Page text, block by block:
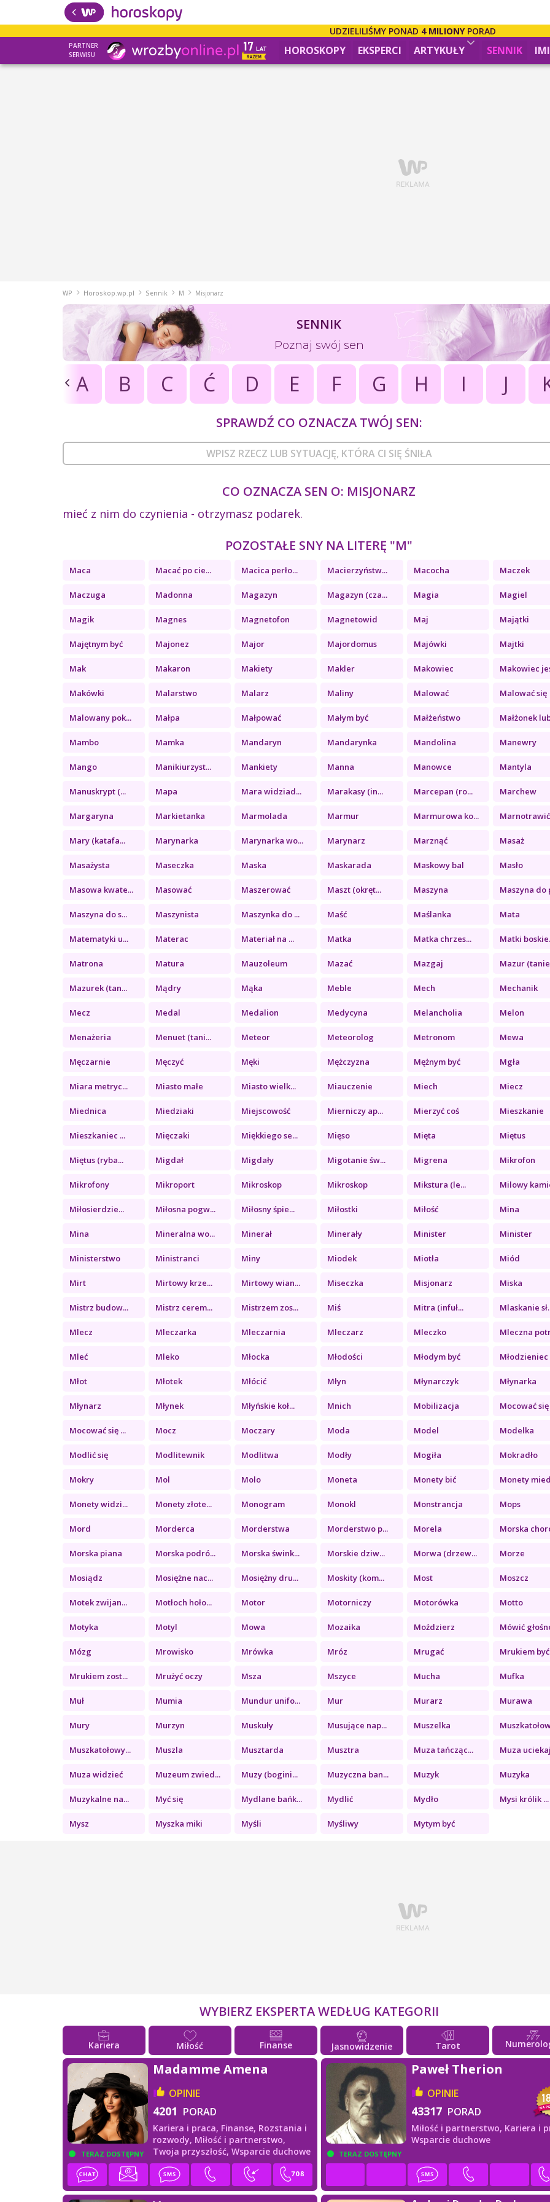
UDZIELILIŚMY PONAD 4 MILIONYPORAD
PARTNER
SERWISU
HOROSKOPY EKSPERCI ARTYKUŁY SENNIK
WP Horoskop.wp.pl Sennik M Misjonarz
SENNIK
Poznaj swój sen
A B C Ć D E F G H I J
SPRAWDŹ CO OZNACZA TWÓJ SEN:
CO OZNACZA SEN O: MISJONARZ
mieć z nim do czynienia - otrzymasz podarek.
POZOSTAŁE SNY NA LITERĘ "M"
Maca Macać po cie... Macica perło... Macierzyństw... Macocha Maczek
Maczuga Madonna Magazyn Magazyn (cza... Magia Magiel
Magik Magnes Magnetofon Magnetowid Maj Majątki
Majętnym być Majonez Major Majordomus Majówki Majtki
Mak Makaron Makiety Makler Makowiec Makowiec
Makówki Malarstwo Malarz Maliny Malować Malować się
Malowany pok... Małpa Małpować Małym być Małżeństwo Małżonek
Mambo Mamka Mandaryn Mandarynka Mandolina Manewry
Mango Manikiurzyst... Mankiety Manna Manowce Mantyla
Manuskrypt (... Mapa Mara widziad... Marakasy (in... Marcepan (ro... Marchew
Margaryna Markietanka Marmolada Marmur Marmurowa ko... Marnotrawić
Mary (katafa... Marynarka Marynarka wo... Marynarz Marznąć Masaż
Masażysta Maseczka Maska Maskarada Maskowy bal Masło
Masowa kwate... Masować Maszerować Maszt (okręt... Maszyna Maszyna do
Maszyna do s... Maszynista Maszynka do ... Maść Maślanka Mata
Matematyki u... Materac Materiał na ... Matka Matka chrzes... Matki
Matrona Matura Mauzoleum Mazać Mazgaj Mazur
Mazurek (tan... Mądry Mąka Meble Mech Mechanik
Mecz Medal Medalion Medycyna Melancholia Melon
Menażeria Menuet (tani... Meteor Meteorolog Metronom Mewa
Męczarnie Męczyć Męki Mężczyzna Mężnym być Mgła
Miara metryc... Miasto małe Miasto wielk... Miauczenie Miech Miecz
Miednica Miedziaki Miejscowość Mierniczy ap... Mierzyć coś Mieszkanie
Mieszkaniec ... Mięczaki Miękkiego se... Mięso Mięta Miętus
Miętus (ryba... Migdał Migdały Migotanie św... Migrena Mikrofon
Mikrofony Mikroport Mikroskop Mikroskop Mikstura (le... Milowy
Miłosierdzie... Miłosna pogw... Miłosny śpie... Miłostki Miłość Mina
Mina Mineralna wo... Minerał Minerały Minister Minister
Ministerstwo Ministranci Miny Miodek Miotła Miód
Mirt Mirtowy krze... Mirtowy wian... Miseczka Misjonarz Miska
Mistrz budow... Mistrz cerem... Mistrzem zos... Miś Mitra (infuł... Mlaskanie
Mlecz Mleczarka Mleczarnia Mleczarz Mleczko Mleczna
Mleć Mleko Młocka Młodości Młodym być Młodzieniec
Młot Młotek Młócić Młyn Młynarczyk Młynarka
Młynarz Młynek Młyńskie koł... Mnich Mobilizacja Mocować się
Mocować się ... Mocz Moczary Moda Model Modelka
Modlić się Modlitewnik Modlitwa Modły Mogiła Mokradło
Mokry Mol Molo Moneta Monety bić Monety
Monety widzi... Monety złote... Monogram Monokl Monstrancja Mops
Mord Morderca Morderstwa Morderstwo p... Morela Morska
Morska piana Morska podró... Morska śwink... Morskie dziw... Morwa (drzew... Morze
Mosiądz Mosiężne nac... Mosiężny dru... Moskity (kom... Most Moszcz
Motek zwijan... Motłoch hoło... Motor Motorniczy Motorówka Motto
Motyka Motyl Mowa Mozaika Moździerz Mówić
Mózg Mrowisko Mrówka Mróz Mrugać Mrukiem być
Mrukiem zost... Mrużyć oczy Msza Mszyce Mucha Mufka
Muł Mumia Mundur unifo... Mur Murarz Murawa
Mury Murzyn Muskuły Musujące nap... Muszelka
Muszkatołowy... Muszla Musztarda Musztra Muza tańcząc... Muza
Muza widzieć Muzeum zwied... Muzy (bogini... Muzyczna ban... Muzyk Muzyka
Muzykalne na... Myć się Mydlane bańk... Mydlić Mydło Mysi królik ...
Mysz Myszka miki Myśli Myśliwy Mytym być
WYBIERZ EKSPERTA WEDŁUG KATEGORII
Kariera Miłość Finanse Jasnowidzenie Tarot
TERAZ DOSTĘPNY
Madamme Amena
OPINIE
4201 PORAD
Kariera i praca, Finanse, Rozstania i
rozwody, Miłość i partnerstwo,
Twoja przyszłość,Wsparcie duchowe TERAZ DOSTĘPNY
Paweł Therion
OPINIE
43317 PORAD
Miłość i partnerstwo, Kariera i
Wsparcie duchowe